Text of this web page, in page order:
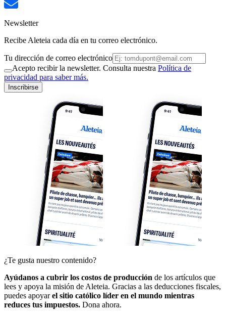
Newsletter
Recibe Aleteia cada día en tu correo electrónico.
Tu dirección de correo electrónico
Acepto recibir la newsletter. Consulta nuestra Política de
privacidad para saber más.
Inscribirse
¿Te gusta nuestro contenido?
Ayúdanos a cubrir los costos de producción de los artículos que
lees y apoya la misión de Aleteia. Gracias a las deducciones fiscales,
puedes apoyarel sitio católico líder en el mundo mientras
reduces tus impuestos. Dona ahora.